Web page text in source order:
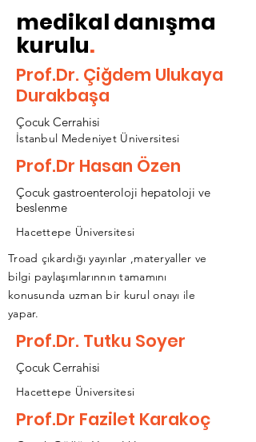
medikal danışma
kurulu.
Prof.Dr. Çiğdem Ulukaya
Durakbaşa
Çocuk Cerrahisi
İstanbul Medeniyet Üniversitesi
Prof.Dr Hasan Özen
Çocuk gastroenteroloji hepatoloji ve
beslenme
Hacettepe Üniversitesi
Troad çıkardığı yayınlar ,materyaller ve
bilgi paylaşımlarınnın tamamını
konusunda uzman bir kurul onayı ile
yapar.
Prof.Dr. Tutku Soyer
Çocuk Cerrahisi
Hacettepe Üniversitesi
Prof.Dr Fazilet Karakoç